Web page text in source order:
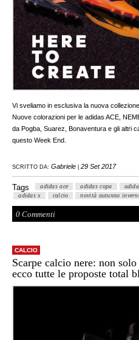
Vi sveliamo in esclusiva la nuova
Nuove colorazioni per le adidas ACE,
da Pogba, Suarez, Bonaventura e gli altri
questo Week End.
SCRITTO DA: Gabriele 29 Set 2017
Tags adidas ace adidas copa
adidas x
calcio novità autunno
0 Commenti
CALCIO
Scarpe calcio nere: non
ecco tutte le proposte total